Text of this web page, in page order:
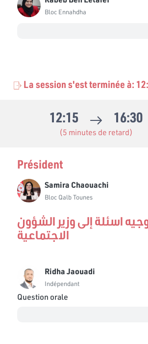
Bloc Ennahdha
La session s'est terminée à:
12:15 16:30
(5 minutes de retard)
اسئلة إلى وزير الشؤون
الاجتماعية
Ridha Jaouadi
Indépendant
Question orale
Président
Samira Chaouachi
Bloc Qalb Tounes